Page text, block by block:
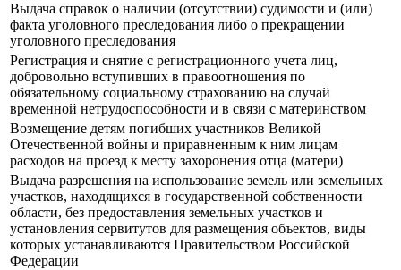
Выдача справок о наличии (отсутствии) судимости и (или)
факта уголовного преследования либо о прекращении
уголовного преследования
Регистрация и снятие с регистрационного учета лиц,
добровольно вступивших в правоотношения по
обязательному социальному страхованию на случай
временной нетрудоспособности и в связи с материнством
Возмещение детям погибших участников Великой
Отечественной войны и приравненным к ним лицам
расходов на проезд к месту захоронения отца (матери)
Выдача разрешения на использование земель или земельных
участков, находящихся в государственной собственности
области, без предоставления земельных участков и
установления сервитутов для размещения объектов, виды
которых устанавливаются Правительством Российской
Федерации